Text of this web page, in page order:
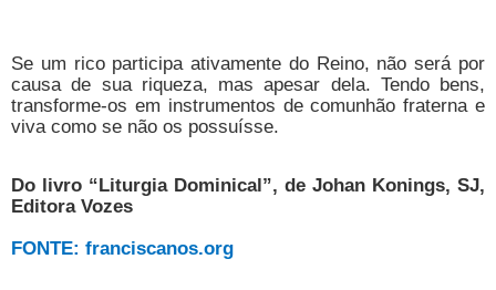
Se um rico participa ativamente do Reino, não será por
causa de sua riqueza, mas apesar dela. Tendo bens,
transforme-os em instrumentos de comunhão fraterna e
viva como se não os possuísse.
Do livro “Liturgia Dominical”, de Johan Konings, SJ,
Editora Vozes
FONTE: franciscanos.org